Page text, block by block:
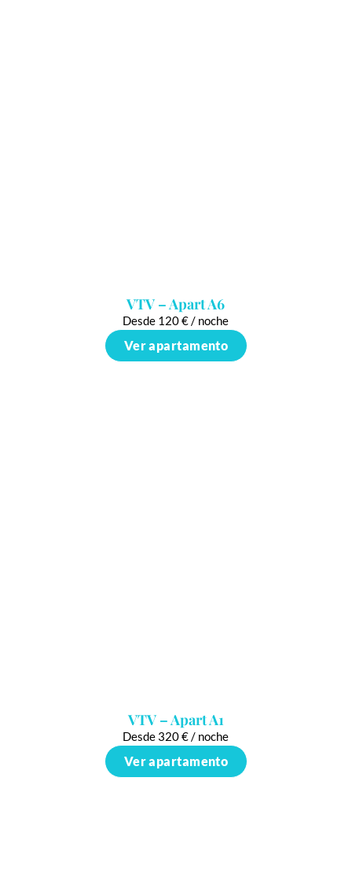
VTV – Apart A6
Desde 120 € / noche
Ver apartamento
VTV – Apart A1
Desde 320 € / noche
Ver apartamento